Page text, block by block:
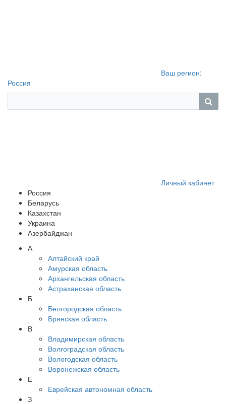
Ваш регион:
Россия
Личный кабинет
Россия
Беларусь
Казахстан
Украина
Азербайджан
А
Алтайский край
Амурская область
Архангельская область
Астраханская область
Б
Белгородская область
Брянская область
В
Владимирская область
Волгоградская область
Вологодская область
Воронежская область
Е
Еврейская автономная область
З